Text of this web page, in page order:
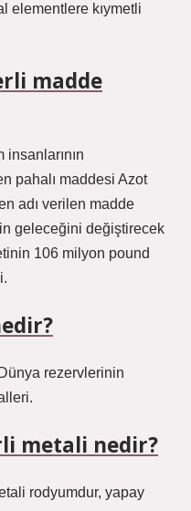
elementlere kıymetli
madde
pahalı maddesi Azot
adı verilen madde
geleceğini değiştirecek
106 milyon pound
rezervlerinin
metali nedir?
rodyumdur, yapay